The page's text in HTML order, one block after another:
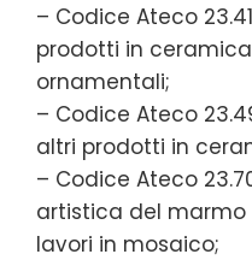
– Codice Ateco
prodotti in
ornamentali;
– Codice Ateco
altri prodotti in
– Codice Ateco
artistica del
lavori in mosaico;